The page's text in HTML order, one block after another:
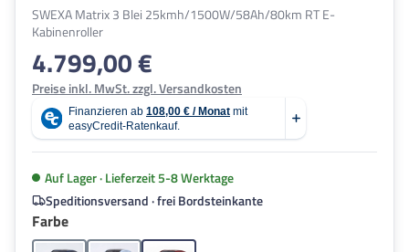
SWEXA Matrix 3 Blei 25kmh/1500W/58Ah/80km RT E-
Kabinenroller
Regulärer Preis:
4.799,00 €
Preise inkl. MwSt. zzgl. Versandkosten
Auf Lager · Lieferzeit 5-8 Werktage
Speditionsversand · frei Bordsteinkante
Farbeauswählen